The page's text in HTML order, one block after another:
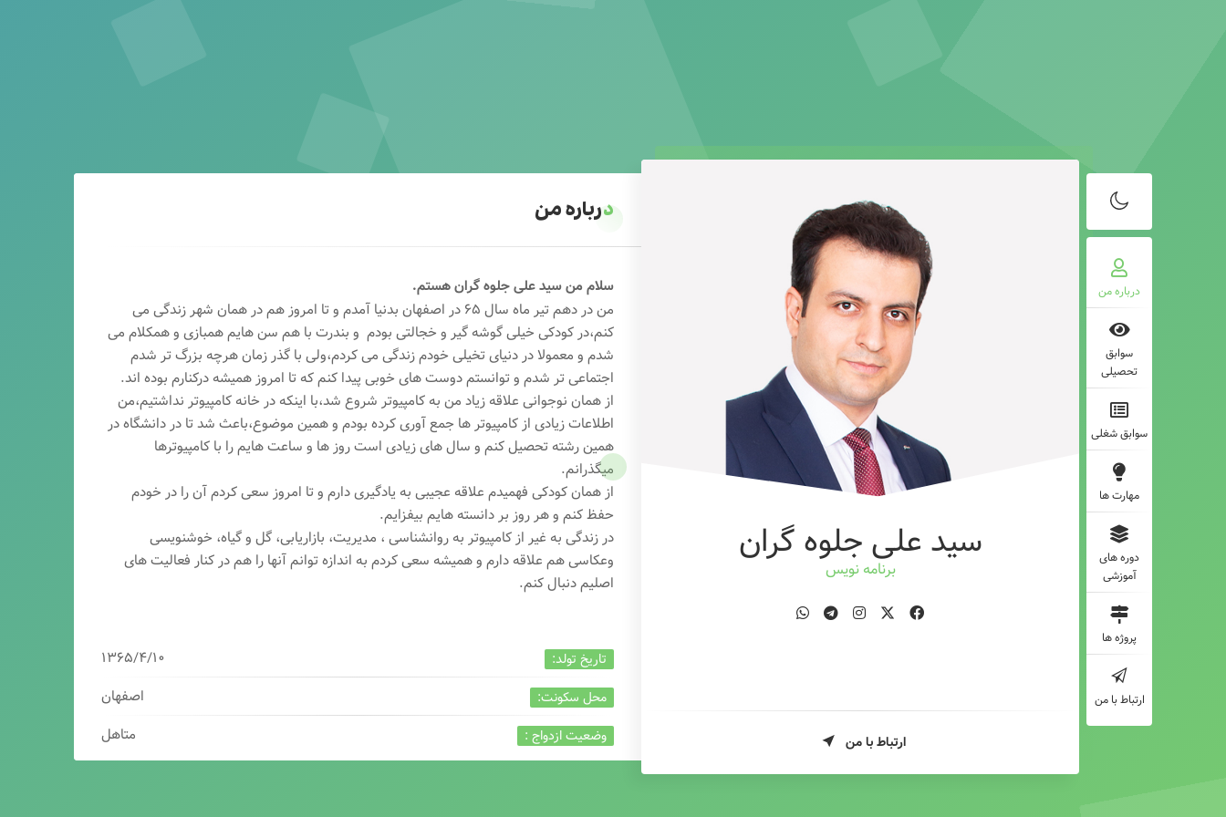
درباره من
سوابق
تحصیلی
سوابق شغلی
مهارت ها
دوره های
آموزشی
پروژه ها
ارتباط با من
سید علی جلوه گران
برنامه نویس
ارتباط با من
درباره من
سلام من سید علی جلوه گران هستم.
من در دهم تیر ماه سال ۶۵ در اصفهان بدنیا آمدم و تا امروز هم در همان شهر زندگی می
کنم،در کودکی خیلی گوشه گیر و خجالتی بودم و بندرت با هم سن هایم همبازی و همکلام می
شدم و معمولا در دنیای تخیلی خودم زندگی می کردم،ولی با گذر زمان هرچه بزرگ تر شدم
اجتماعی تر شدم و توانستم دوست های خوبی پیدا کنم که تا امروز همیشه درکنارم بوده اند.
از همان نوجوانی علاقه زیاد من به کامپیوتر شروع شد،با اینکه در خانه کامپیوتر نداشتیم،من
اطلاعات زیادی از کامپیوتر ها جمع آوری کرده بودم و همین موضوع،باعث شد تا در دانشگاه در
همین رشته تحصیل کنم و سال های زیادی است روز ها و ساعت هایم را با کامپیوترها
میگذرانم.
از همان کودکی فهمیدم علاقه عجیبی به یادگیری دارم و تا امروز سعی کردم آن را در خودم
حفظ کنم و هر روز بر دانسته هایم بیفزایم.
در زندگی به غیر از کامپیوتر به روانشناسی ، مدیریت، بازاریابی، گل و گیاه، خوشنویسی
وعکاسی هم علاقه دارم و همیشه سعی کردم به اندازه توانم آنها را هم در کنار فعالیت های
اصلیم دنبال کنم.
تاریخ تولد: ۱۳۶۵/۴/۱۰
محل سکونت: اصفهان
وضعیت ازدواج : متاهل